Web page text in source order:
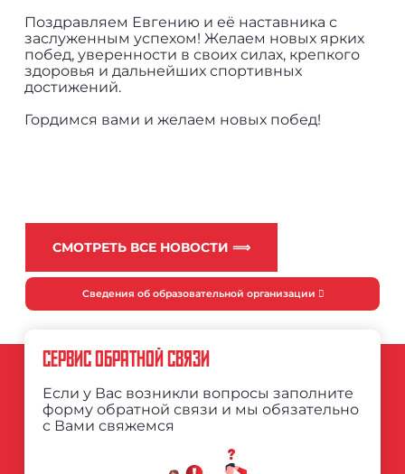
Поздравляем Евгению и её наставника с
заслуженным успехом! Желаем новых ярких
побед, уверенности в своих силах, крепкого
здоровья и дальнейших спортивных
достижений.
Гордимся вами и желаем новых побед!
СМОТРЕТЬ ВСЕ НОВОСТИ ⟹
Сведения об образовательной организации
СЕРВИС ОБРАТНОЙ СВЯЗИ
Если у Вас возникли вопросы заполните
форму обратной связи и мы обязательно
с Вами свяжемся